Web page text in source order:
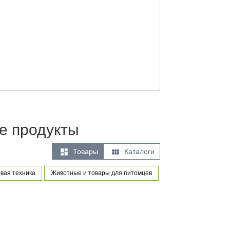
продукты
 Товары  Каталоги
техника Животные и товары для питомцев